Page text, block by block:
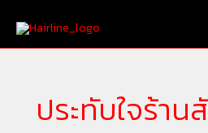
content
ประทับใจร้าน
for: